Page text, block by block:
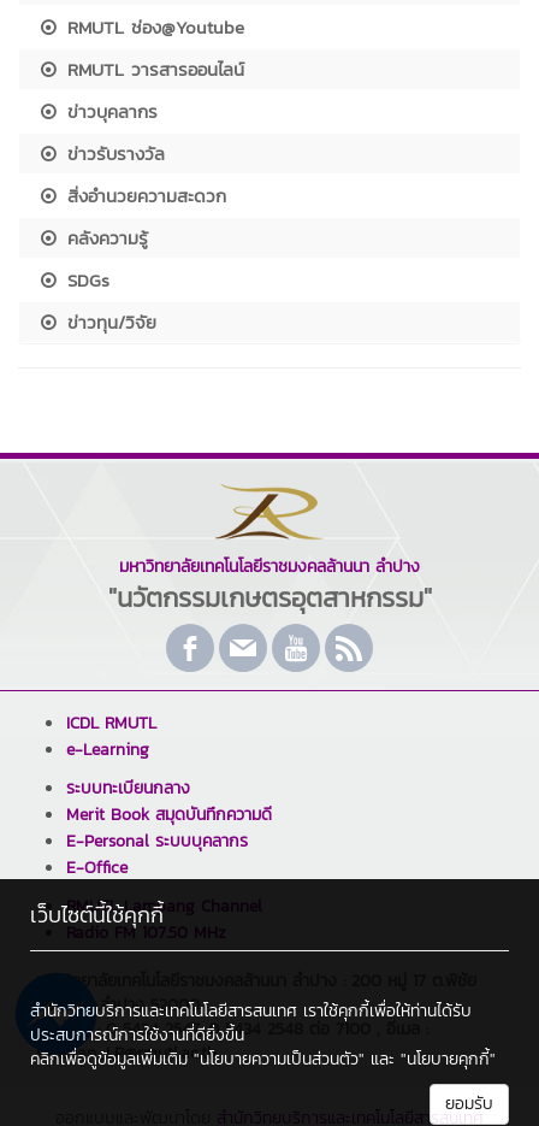
RMUTL ช่อง@Youtube
RMUTL วารสารออนไลน์
ข่าวบุคลากร
ข่าวรับรางวัล
สิ่งอำนวยความสะดวก
คลังความรู้
SDGs
ข่าวทุน/วิจัย
มหาวิทยาลัยเทคโนโลยีราชมงคลล้านนา ลำปาง
"นวัตกรรมเกษตรอุตสาหกรรม"
ICDL RMUTL
e-Learning
ระบบทะเบียนกลาง
Merit Book สมุดบันทึกความดี
E-Personal ระบบบุคลากร
E-Office
RMUTL Lampang Channel
Radio FM 107.50 MHz
มหาวิทยาลัยเทคโนโลยีราชมงคลล้านนา ลำปาง : 200 หมู่ 17 ต.พิชัย
อ.เมือง จ.ลำปาง 52000
โทรศัพท์ : 0 5434 2547, 0 5434 2548 ต่อ 7100 , อีเมล :
saraban_LP@rmutl.ac.th
เว็บไซต์นี้ใช้คุกกี้
สำนักวิทยบริการและเทคโนโลยีสารสนเทศ เราใช้คุกกี้เพื่อให้ท่านได้รับ
ประสบการณ์การใช้งานที่ดียิ่งขึ้น
คลิกเพื่อดูข้อมูลเพิ่มเติม "นโยบายความเป็นส่วนตัว" และ "นโยบายคุกกี้"
ยอมรับ
สำนักวิทยบริการและเทคโนโลยีสารสนเทศ